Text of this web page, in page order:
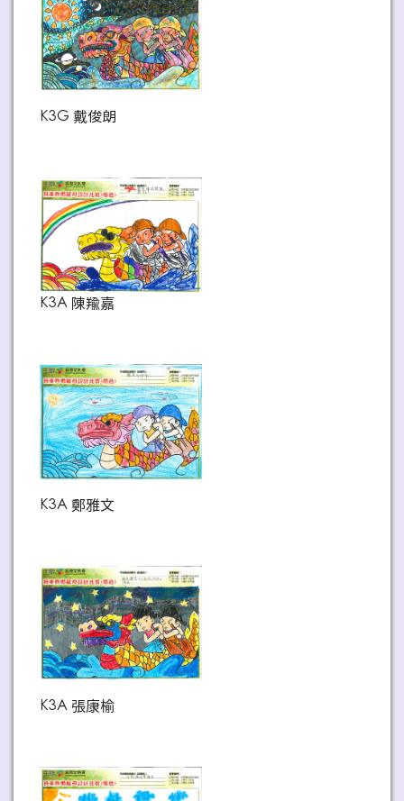
K3G 戴俊朗
K3A 陳羭嘉
K3A 鄭雅文
K3A 張康榆